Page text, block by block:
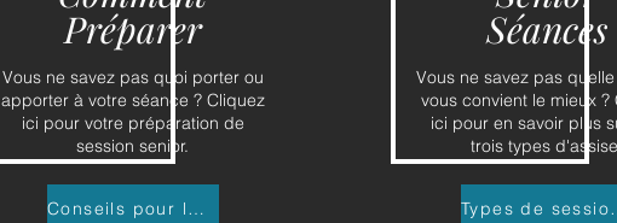
Conseils pour la session
Préparer
Vous ne savez pas quoi porter ou
apporter à votre séance ? Cliquez
ici pour votre préparation de
session senior.
Séances
Vous ne savez pas
vous convient le mieux ?
ici pour en savoir plus
trois types